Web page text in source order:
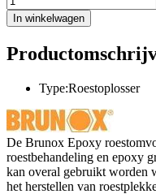
In winkelwagen
Type:Roestoplosser
De Brunox Epoxy
roestbehandeling en epoxy
kan overal gebruikt worden
het herstellen van